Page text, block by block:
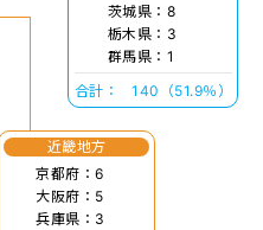
茨城県：8
栃木県：3
群馬県：1
合計：
140（51.9％）
近畿地方
京都府：6
大阪府：5
兵庫県：3